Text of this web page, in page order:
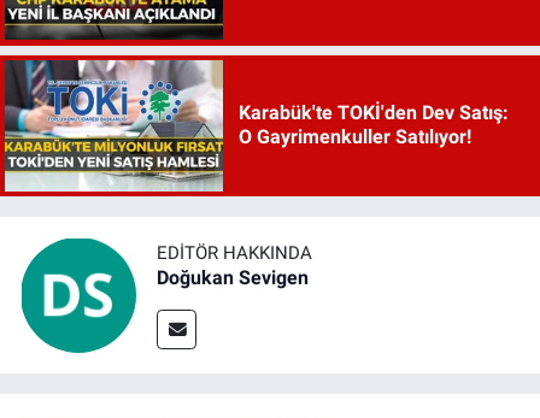
Karabük'te TOKİ'den Dev Satış:
O Gayrimenkuller Satılıyor!
EDITÖR HAKKINDA
Doğukan Sevigen